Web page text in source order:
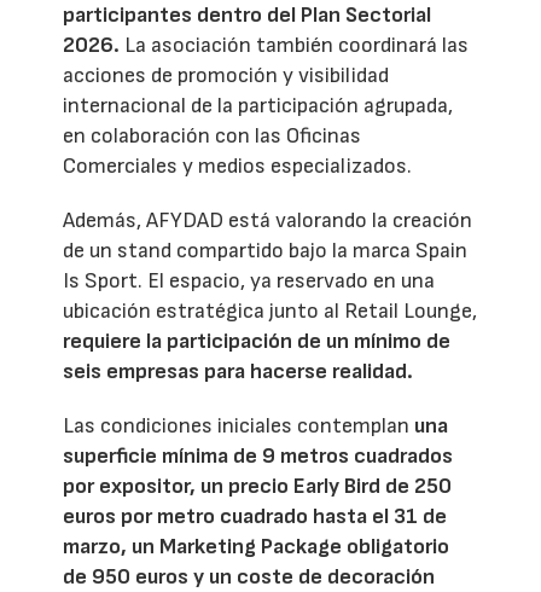
participantes dentro del Plan Sectorial
2026. La asociación también coordinará las
acciones de promoción y visibilidad
internacional de la participación agrupada,
en colaboración con las Oficinas
Comerciales y medios especializados.
Además, AFYDAD está valorando la creación
de un stand compartido bajo la marca Spain
Is Sport. El espacio, ya reservado en una
ubicación estratégica junto al Retail Lounge,
requiere la participación de un mínimo de
seis empresas para hacerse realidad.
Las condiciones iniciales contemplan una
superficie mínima de 9 metros cuadrados
por expositor, un precio Early Bird de 250
euros por metro cuadrado hasta el 31 de
marzo, un Marketing Package obligatorio
de 950 euros y un coste de decoración